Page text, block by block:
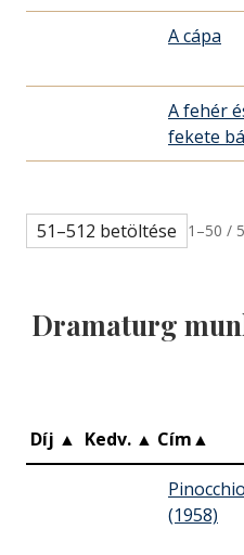
A cápa
A fehér
fekete
51–512 betöltése 1–50 /
Dramaturg
Díj ▲ Kedv. ▲ Cím▲
Pinocchio
(1958)